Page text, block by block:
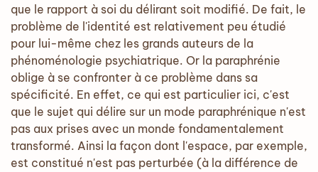
que le rapport à soi du délirant soit modifié. De fait, le
problème de l'identité est relativement peu étudié
pour lui-même chez les grands auteurs de la
phénoménologie psychiatrique. Or la paraphrénie
oblige à se confronter à ce problème dans sa
spécificité. En effet, ce qui est particulier ici, c'est
que le sujet qui délire sur un mode paraphrénique n'est
pas aux prises avec un monde fondamentalement
transformé. Ainsi la façon dont l'espace, par exemple,
est constitué n'est pas perturbée (à la différence de